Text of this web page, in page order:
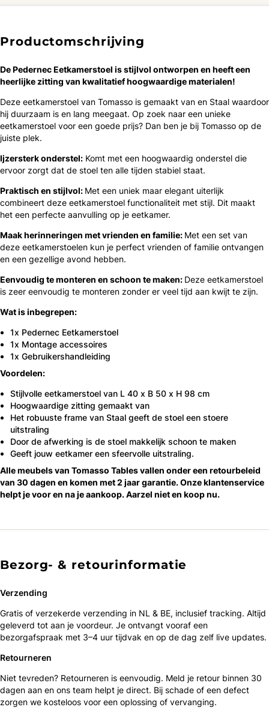
Productomschrijving
De Pedernec Eetkamerstoel is ​​stijlvol ontworpen en heeft een
heerlijke zitting van kwalitatief hoogwaardige materialen!
Deze eetkamerstoel van Tomasso is gemaakt van en Staal waardoor
hij duurzaam is en lang meegaat. Op zoek naar een unieke
eetkamerstoel voor een goede prijs? Dan ben je bij Tomasso op de
juiste plek.
Ijzersterk onderstel: Komt met een hoogwaardig onderstel die
ervoor zorgt dat de stoel ten alle tijden stabiel staat.
Praktisch en stijlvol: Met een uniek maar elegant uiterlijk
combineert deze eetkamerstoel functionaliteit met stijl. Dit maakt
het een perfecte aanvulling op je eetkamer.
Maak herinneringen met vrienden en familie: Met een set van
deze eetkamerstoelen kun je perfect vrienden of familie ontvangen
en een gezellige avond hebben.
Eenvoudig te monteren en schoon te maken: Deze eetkamerstoel
is zeer eenvoudig te monteren zonder er veel tijd aan kwijt te zijn.
Wat is inbegrepen:
1x Pedernec Eetkamerstoel
1x Montage accessoires
1x Gebruikershandleiding
Voordelen:
Stijlvolle eetkamerstoel van L 40 x B 50 x H 98 cm
Hoogwaardige zitting gemaakt van
Het robuuste frame van Staal geeft de stoel een stoere
uitstraling
Door de afwerking is de stoel makkelijk schoon te maken
Geeft jouw eetkamer een sfeervolle uitstraling.
Alle meubels van Tomasso Tables vallen onder een retourbeleid
van 30 dagen en komen met 2 jaar garantie. Onze klantenservice
helpt je voor en na je aankoop. Aarzel niet en koop nu.
Bezorg- & retourinformatie
Verzending
Gratis of verzekerde verzending in NL & BE, inclusief tracking. Altijd
geleverd tot aan je voordeur. Je ontvangt vooraf een
bezorgafspraak met 3–4 uur tijdvak en op de dag zelf live updates.
Retourneren
Niet tevreden? Retourneren is eenvoudig. Meld je retour binnen 30
dagen aan en ons team helpt je direct. Bij schade of een defect
zorgen we kosteloos voor een oplossing of vervanging.